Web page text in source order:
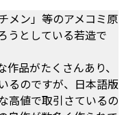
メン」等のアメコミ原
うとしている若造で
品がたくさんあり、
るのですが、日本語版
高値で取引さているの